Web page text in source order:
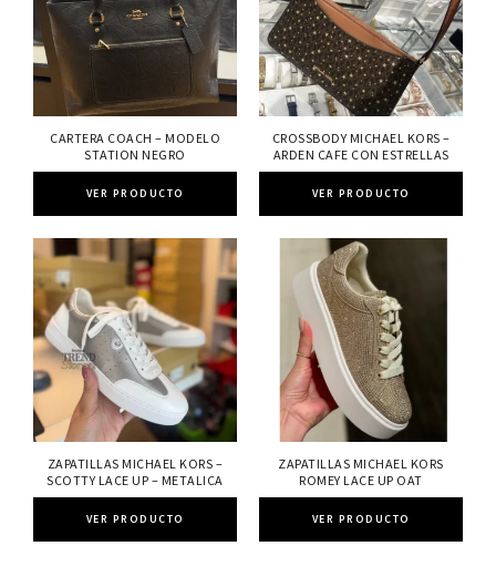
CARTERA COACH – MODELO
STATION NEGRO
VER PRODUCTO
CROSSBODY MICHAEL KORS –
ARDEN CAFE CON ESTRELLAS
VER PRODUCTO
ZAPATILLAS MICHAEL KORS –
SCOTTY LACE UP – METALICA
VER PRODUCTO
ZAPATILLAS MICHAEL KORS
ROMEY LACE UP OAT
VER PRODUCTO